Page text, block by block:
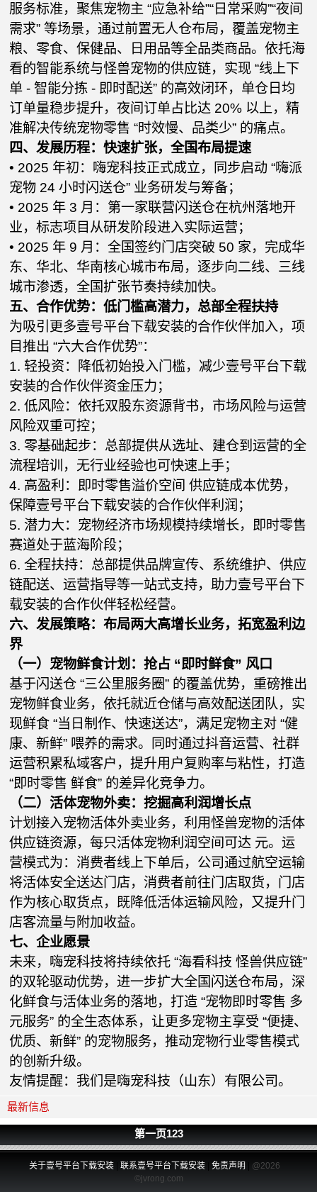
服务标准，聚焦宠物主 “应急补给”“日常采购”“夜间
需求” 等场景，通过前置无人仓布局，覆盖宠物主
粮、零食、保健品、日用品等全品类商品。依托海
看的智能系统与怪兽宠物的供应链，实现 “线上下
单 - 智能分拣 - 即时配送” 的高效闭环，单仓日均
订单量稳步提升，夜间订单占比达 20% 以上，精
准解决传统宠物零售 “时效慢、品类少” 的痛点。
四、发展历程：快速扩张，全国布局提速
• 2025 年初：嗨宠科技正式成立，同步启动 “嗨派
宠物 24 小时闪送仓” 业务研发与筹备；
• 2025 年 3 月：第一家联营闪送仓在杭州落地开
业，标志项目从研发阶段进入实际运营；
• 2025 年 9 月：全国签约门店突破 50 家，完成华
东、华北、华南核心城市布局，逐步向二线、三线
城市渗透，全国扩张节奏持续加快。
五、合作优势：低门槛高潜力，总部全程扶持
为吸引更多壹号平台下载安装的合作伙伴加入，项
目推出 “六大合作优势”：
1. 轻投资：降低初始投入门槛，减少壹号平台下载
安装的合作伙伴资金压力；
2. 低风险：依托双股东资源背书，市场风险与运营
风险双重可控；
3. 零基础起步：总部提供从选址、建仓到运营的全
流程培训，无行业经验也可快速上手；
4. 高盈利：即时零售溢价空间 供应链成本优势，
保障壹号平台下载安装的合作伙伴利润；
5. 潜力大：宠物经济市场规模持续增长，即时零售
赛道处于蓝海阶段；
6. 全程扶持：总部提供品牌宣传、系统维护、供应
链配送、运营指导等一站式支持，助力壹号平台下
载安装的合作伙伴轻松经营。
六、发展策略：布局两大高增长业务，拓宽盈利边
界
（一）宠物鲜食计划：抢占 “即时鲜食” 风口
基于闪送仓 “三公里服务圈” 的覆盖优势，重磅推出
宠物鲜食业务，依托就近仓储与高效配送团队，实
现鲜食 “当日制作、快速送达”，满足宠物主对 “健
康、新鲜” 喂养的需求。同时通过抖音运营、社群
运营积累私域客户，提升用户复购率与粘性，打造
“即时零售 鲜食” 的差异化竞争力。
（二）活体宠物外卖：挖掘高利润增长点
计划接入宠物活体外卖业务，利用怪兽宠物的活体
供应链资源，每只活体宠物利润空间可达 元。运
营模式为：消费者线上下单后，公司通过航空运输
将活体安全送达门店，消费者前往门店取货，门店
作为核心取货点，既降低活体运输风险，又提升门
店客流量与附加收益。
七、企业愿景
未来，嗨宠科技将持续依托 “海看科技 怪兽供应链”
的双轮驱动优势，进一步扩大全国闪送仓布局，深
化鲜食与活体业务的落地，打造 “宠物即时零售 多
元服务” 的全生态体系，让更多宠物主享受 “便捷、
优质、新鲜” 的宠物服务，推动宠物行业零售模式
的创新升级。
友情提醒：我们是嗨宠科技（山东）有限公司。
最新信息
第一页123
关于壹号平台下载安装 联系壹号平台下载安装| 免责声明
@2026
©jvrong.com